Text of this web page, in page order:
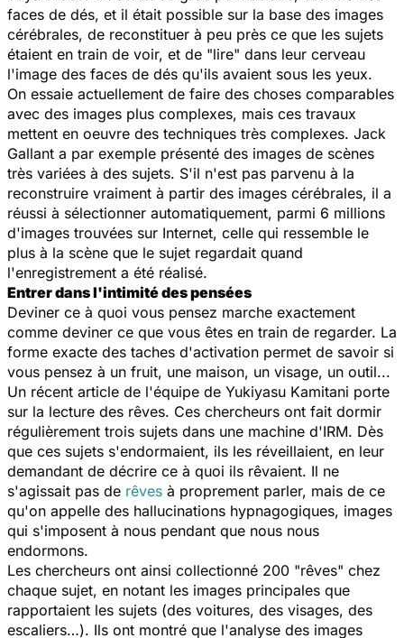
faces de dés, et il était possible sur la base des images
cérébrales, de reconstituer à peu près ce que les sujets
étaient en train de voir, et de "lire" dans leur cerveau
l'image des faces de dés qu'ils avaient sous les yeux.
On essaie actuellement de faire des choses comparables
avec des images plus complexes, mais ces travaux
mettent en oeuvre des techniques très complexes. Jack
Gallant a par exemple présenté des images de scènes
très variées à des sujets. S'il n'est pas parvenu à la
reconstruire vraiment à partir des images cérébrales, il a
réussi à sélectionner automatiquement, parmi 6 millions
d'images trouvées sur Internet, celle qui ressemble le
plus à la scène que le sujet regardait quand
l'enregistrement a été réalisé.
Entrer dans l'intimité des pensées
Deviner ce à quoi vous pensez marche exactement
comme deviner ce que vous êtes en train de regarder. La
forme exacte des taches d'activation permet de savoir si
vous pensez à un fruit, une maison, un visage, un outil...
Un récent article de l'équipe de Yukiyasu Kamitani porte
sur la lecture des rêves. Ces chercheurs ont fait dormir
régulièrement trois sujets dans une machine d'IRM. Dès
que ces sujets s'endormaient, ils les réveillaient, en leur
demandant de décrire ce à quoi ils rêvaient. Il ne
s'agissait pas de rêves à proprement parler, mais de ce
qu'on appelle des hallucinations hypnagogiques, images
qui s'imposent à nous pendant que nous nous
endormons.
Les chercheurs ont ainsi collectionné 200 "rêves" chez
chaque sujet, en notant les images principales que
rapportaient les sujets (des voitures, des visages, des
escaliers…). Ils ont montré que l'analyse des images